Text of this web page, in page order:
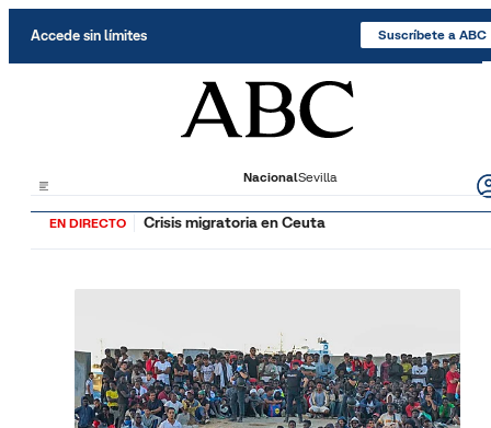
Accede sin límites Suscríbete a ABC
NacionalSevilla
EN DIRECTO Crisis migratoria en Ceuta